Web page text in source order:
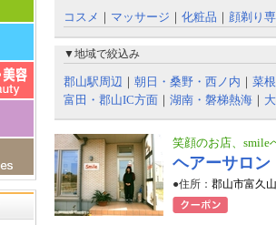
コスメ ｜ マッサージ ｜ 化粧品 ｜ 顔剃り
▼地域で絞込み
郡山駅周辺 ｜ 朝日・桑野・西ノ内 ｜ 菜
富田・郡山IC方面 ｜ 湖南・磐梯熱海 ｜
笑顔のお店、smile
ヘアーサロ
●住所： 郡山市富久